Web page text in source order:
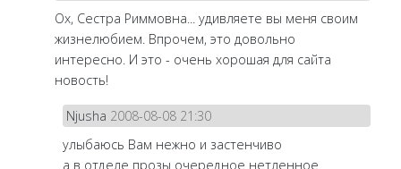
Ох, Сестра Риммовна... удивляете вы меня своим
жизнелюбием. Впрочем, это довольно
интересно. И это - очень хорошая для сайта
новость!
Njusha 2008-08-08 21:30
улыбаюсь Вам нежно и застенчиво
а в отделе прозы очередное нетленное